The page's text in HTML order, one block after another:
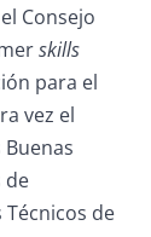
Consejo
skills
para el
vez el
de
de